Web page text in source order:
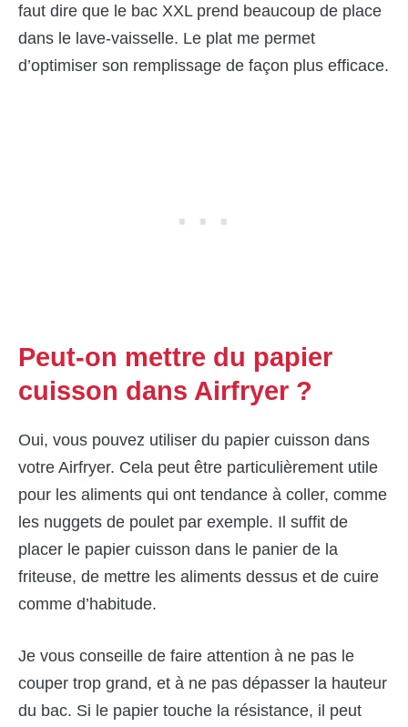
faut dire que le bac XXL prend beaucoup de place
dans le lave-vaisselle. Le plat me permet
d’optimiser son remplissage de façon plus efficace.
Peut-on mettre du papier
cuisson dans Airfryer ?
Oui, vous pouvez utiliser du papier cuisson dans
votre Airfryer. Cela peut être particulièrement utile
pour les aliments qui ont tendance à coller, comme
les nuggets de poulet par exemple. Il suffit de
placer le papier cuisson dans le panier de la
friteuse, de mettre les aliments dessus et de cuire
comme d’habitude.
Je vous conseille de faire attention à ne pas le
couper trop grand, et à ne pas dépasser la hauteur
du bac. Si le papier touche la résistance, il peut